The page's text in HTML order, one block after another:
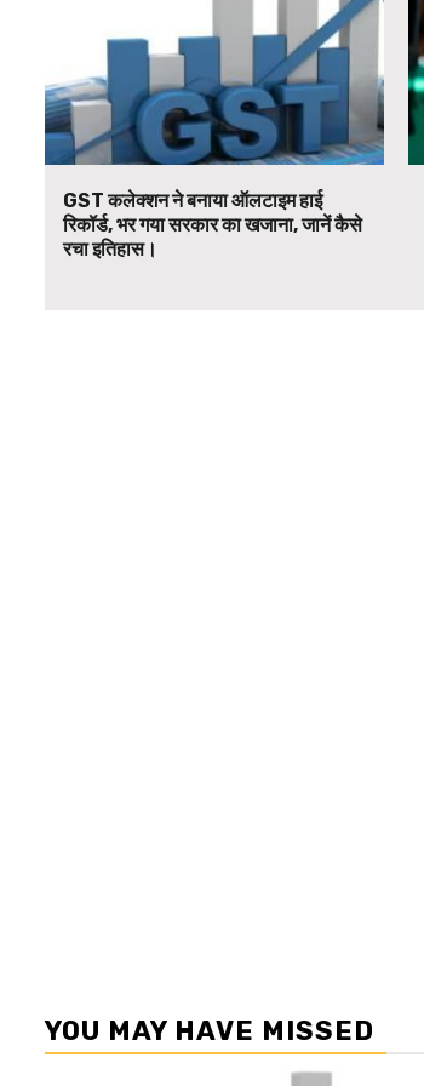
GST कलेक्शन ने बनाया ऑलटाइम हाई
रिकॉर्ड, भर गया सरकार का खजाना, जानें कैसे
रचा इतिहास।
YOU MAY HAVE MISSED